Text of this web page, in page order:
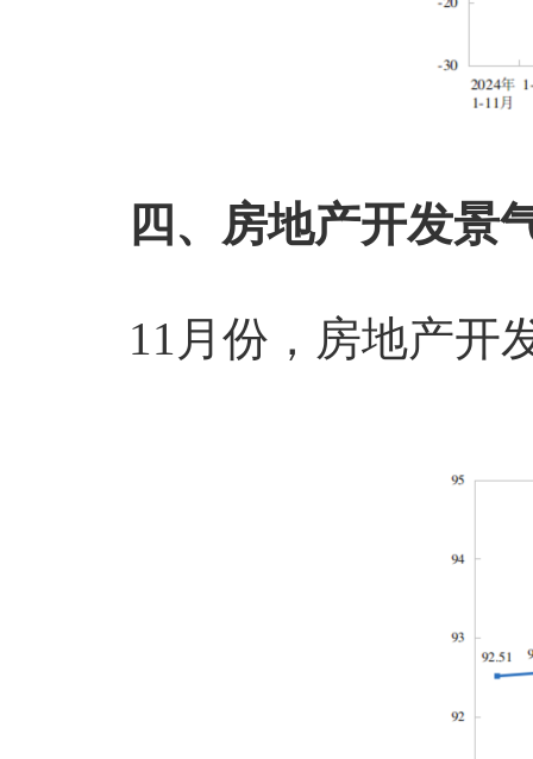
四、房地产开发景
11 月份，房地产开